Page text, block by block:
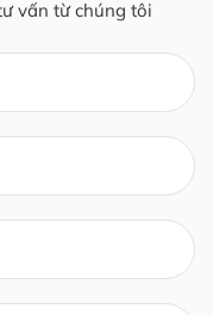
vấn từ chúng tôi